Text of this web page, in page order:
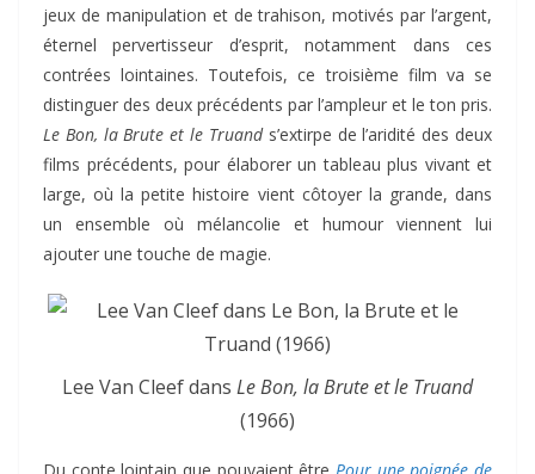
jeux de manipulation et de trahison, motivés par l’argent,
éternel pervertisseur d’esprit, notamment dans ces
contrées lointaines. Toutefois, ce troisième film va se
distinguer des deux précédents par l’ampleur et le ton pris.
Le Bon, la Brute et le Truands’extirpe de l’aridité des deux
films précédents, pour élaborer un tableau plus vivant et
large, où la petite histoire vient côtoyer la grande, dans
un ensemble où mélancolie et humour viennent lui
ajouter une touche de magie.
Lee Van Cleef dans Le Bon, la Brute et le Truand
(1966)